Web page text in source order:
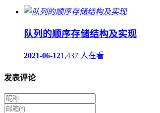
队列的顺序存储结构及实现
2021-06-121,437 人在看
发表评论